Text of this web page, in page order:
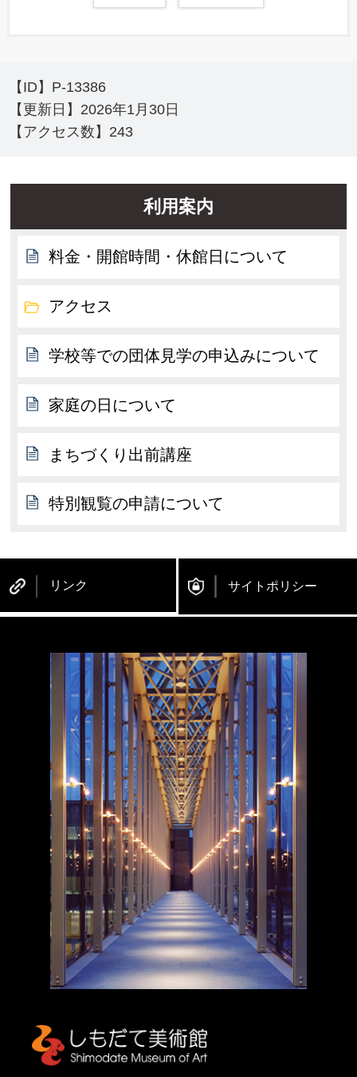
【ID】 P-13386
【更新日】 2026年1月30日
【アクセス数】 243
利用案内
料金・開館時間・休館日について
アクセス
学校等での団体見学の申込みについて
家庭の日について
まちづくり出前講座
特別観覧の申請について
リンク サイトポリシー
しもだて美術館